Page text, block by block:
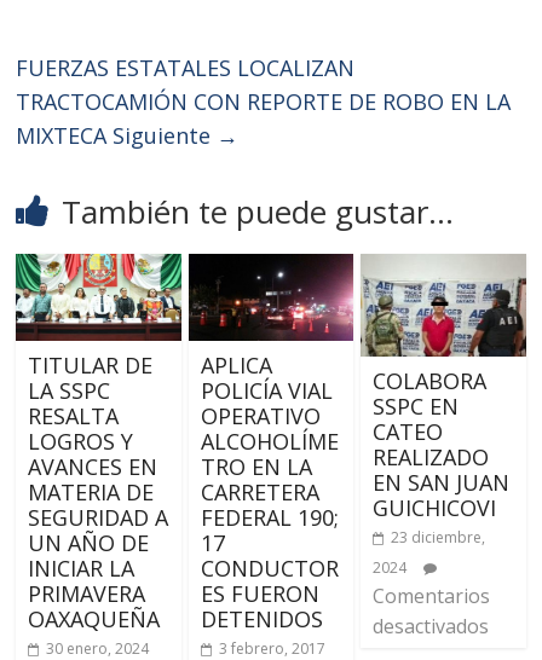
FUERZAS ESTATALES LOCALIZAN
TRACTOCAMIÓN CON REPORTE DE ROBO EN LA
MIXTECA Siguiente →
También te puede gustar...
TITULAR DE
LA SSPC
RESALTA
LOGROS Y
AVANCES EN
MATERIA DE
SEGURIDAD A
UN AÑO DE
INICIAR LA
PRIMAVERA
OAXAQUEÑA
30 enero, 2024
APLICA
POLICÍA VIAL
OPERATIVO
ALCOHOLÍME
TRO EN LA
CARRETERA
FEDERAL 190;
17
CONDUCTOR
ES FUERON
DETENIDOS
3 febrero, 2017
COLABORA
SSPC EN
CATEO
REALIZADO
EN SAN JUAN
GUICHICOVI
23 diciembre,
2024
Comentarios
desactivados